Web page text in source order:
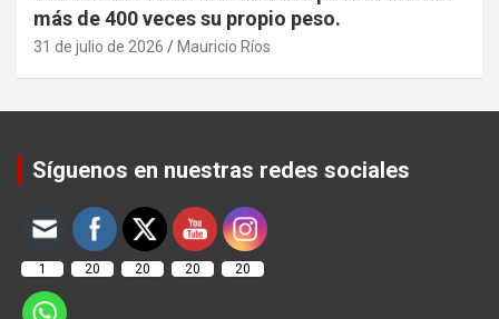
más de 400 veces su propio peso.
31 de julio de 2026 Mauricio Ríos
Síguenos en nuestras redes sociales
1 20 20 20 20